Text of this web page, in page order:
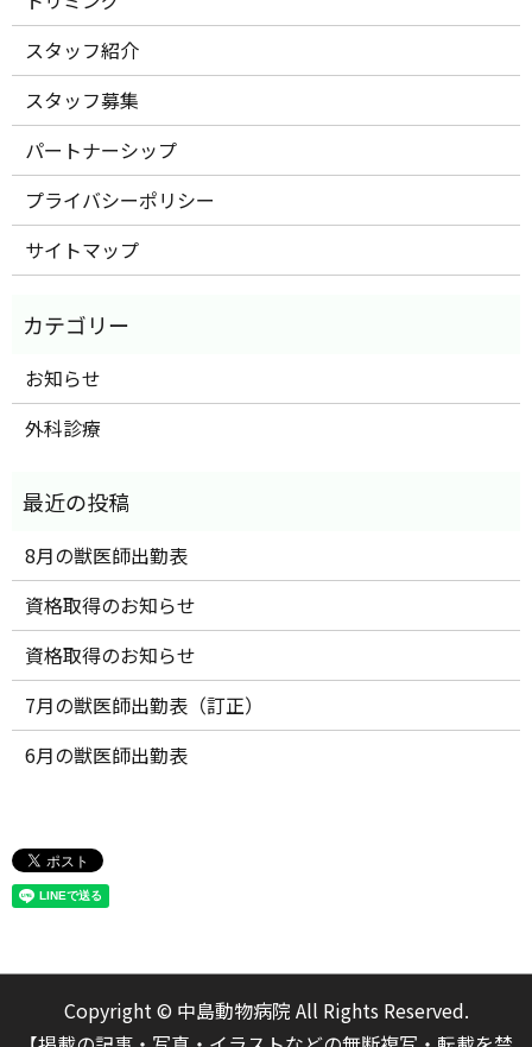
スタッフ紹介
スタッフ募集
パートナーシップ
プライバシーポリシー
サイトマップ
お知らせ
外科診療
8月の獣医師出勤表
資格取得のお知らせ
資格取得のお知らせ
7月の獣医師出勤表（訂正）
6月の獣医師出勤表
Copyright © 中島動物病院 All Rights Reserved.